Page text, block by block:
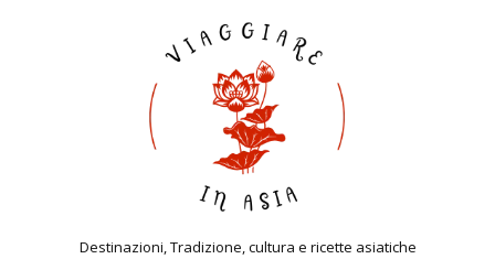
Destinazioni, Tradizione, cultura e ricette asiatiche